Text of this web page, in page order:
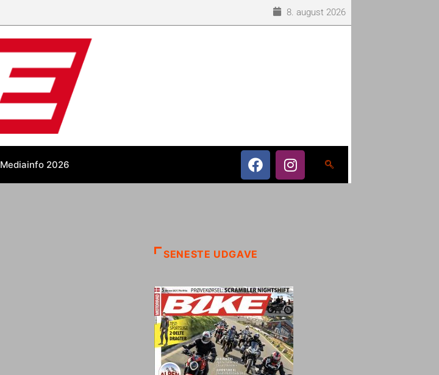
8. august 2026
Mediainfo 2026
SENESTE UDGAVE